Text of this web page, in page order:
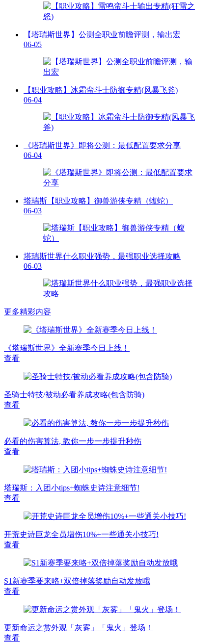
【塔瑞斯世界】公测全职业前瞻评测，输出宏
06-05
【职业攻略】冰霜蛮斗士防御专精(风暴飞斧)
06-04
《塔瑞斯世界》即将公测：最低配置要求分享
06-04
塔瑞斯【职业攻略】御兽游侠专精（蝮蛇）
06-03
塔瑞斯世界什么职业强势，最强职业选择攻略
06-03
更多精彩内容
《塔瑞斯世界》全新赛季今日上线！
查看
圣骑士特技/被动必看养成攻略(包含防骑)
查看
必看的伤害算法, 教你一步一步提升秒伤
查看
塔瑞斯：入团小tips+蜘蛛史诗注意细节!
查看
开荒史诗巨龙全员增伤10%+一些通关小技巧!
查看
S1新赛季要来咯+双倍掉落奖励自动发放哦
查看
更新命运之赏外观「灰雾」「鬼火」登场！
查看